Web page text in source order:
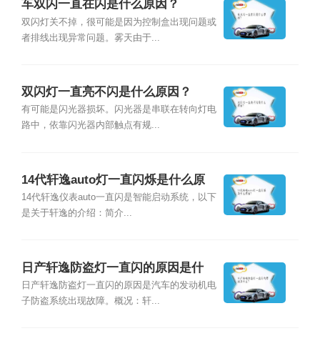
车双闪一直在闪是什么原因？
双闪灯关不掉，很可能是因为控制盒出现问题或
者排线出现异常问题。雾天由于...
双闪灯一直亮不闪是什么原因？
有可能是闪光器损坏。闪光器是串联在转向灯电
路中，依靠闪光器内部触点有规...
14代轩逸auto灯一直闪烁是什么原
因？
14代轩逸仪表auto一直闪是智能启动系统，以下
是关于轩逸的介绍：简介...
日产轩逸防盗灯一直闪的原因是什
么？
日产轩逸防盗灯一直闪的原因是汽车的发动机电
子防盗系统出现故障。概况：轩...